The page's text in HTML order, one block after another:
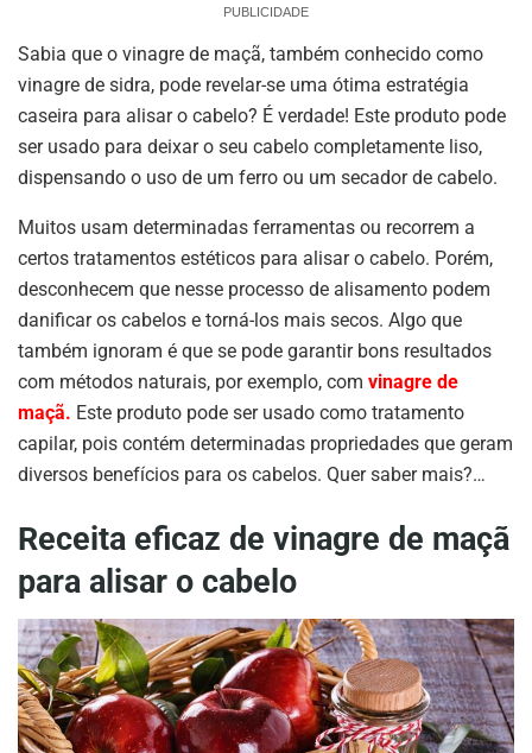
PUBLICIDADE
Sabia que o vinagre de maçã, também conhecido como
vinagre de sidra, pode revelar-se uma ótima estratégia
caseira para alisar o cabelo? É verdade! Este produto pode
ser usado para deixar o seu cabelo completamente liso,
dispensando o uso de um ferro ou um secador de cabelo.
Muitos usam determinadas ferramentas ou recorrem a
certos tratamentos estéticos para alisar o cabelo. Porém,
desconhecem que nesse processo de alisamento podem
danificar os cabelos e torná-los mais secos. Algo que
também ignoram é que se pode garantir bons resultados
com métodos naturais, por exemplo, com vinagre de
maçã. Este produto pode ser usado como tratamento
capilar, pois contém determinadas propriedades que geram
diversos benefícios para os cabelos. Quer saber mais?…
Receita eficaz de vinagre de maçã
para alisar o cabelo